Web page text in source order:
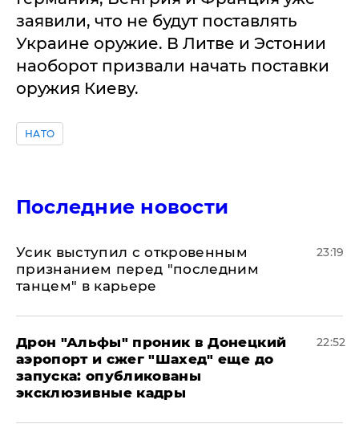
заявили, что не будут поставлять
Украине оружие. В Литве и Эстонии
наоборот призвали начать поставки
оружия Киеву.
НАТО
Последние новости
Усик выступил с откровенным
признанием перед "последним
танцем" в карьере
23:19
Дрон "Альфы" проник в Донецкий
аэропорт и сжег "Шахед" еще до
запуска: опубликованы
эксклюзивные кадры
22:52